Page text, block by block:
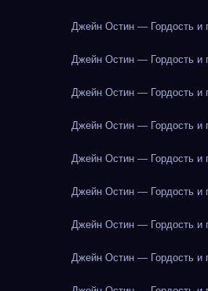
Джейн Остин — Гордость и
Джейн Остин — Гордость и
Джейн Остин — Гордость и
Джейн Остин — Гордость и
Джейн Остин — Гордость и
Джейн Остин — Гордость и
Джейн Остин — Гордость и
Джейн Остин — Гордость и